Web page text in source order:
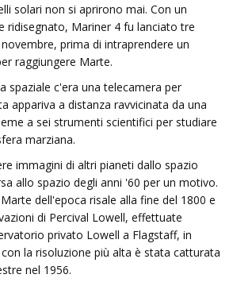
solari non si aprirono mai. Con un
ridisegnato, Mariner 4 fu lanciato tre
prima di intraprendere un
raggiungere Marte.
spaziale c'era una telecamera per
appariva a distanza ravvicinata da una
a sei strumenti scientifici per studiare
marziana.
immagini di altri pianeti dallo spazio
allo spazio degli anni '60 per un motivo.
dell'epoca risale alla fine del 1800 e
di Percival Lowell, effettuate
privato Lowell a Flagstaff, in
con la risoluzione più alta è stata catturata
nel 1956.